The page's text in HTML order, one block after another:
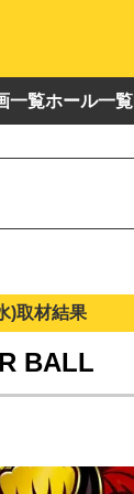
一覧ホール一覧
)取材結果
BALL